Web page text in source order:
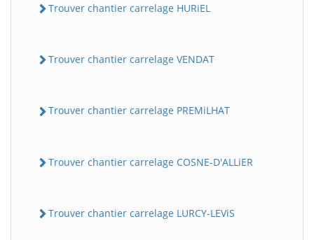
Trouver chantier carrelage HURiEL
Trouver chantier carrelage VENDAT
Trouver chantier carrelage PREMiLHAT
Trouver chantier carrelage COSNE-D'ALLiER
Trouver chantier carrelage LURCY-LEViS